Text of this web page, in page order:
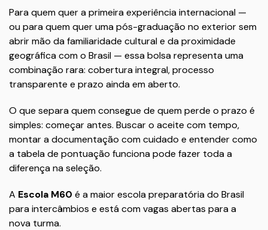
Para quem quer a primeira experiência internacional —
ou para quem quer uma pós-graduação no exterior sem
abrir mão da familiaridade cultural e da proximidade
geográfica com o Brasil — essa bolsa representa uma
combinação rara: cobertura integral, processo
transparente e prazo ainda em aberto.
O que separa quem consegue de quem perde o prazo é
simples: começar antes. Buscar o aceite com tempo,
montar a documentação com cuidado e entender como
a tabela de pontuação funciona pode fazer toda a
diferença na seleção.
A Escola M60 é a maior escola preparatória do Brasil
para intercâmbios e está com vagas abertas para a
nova turma.